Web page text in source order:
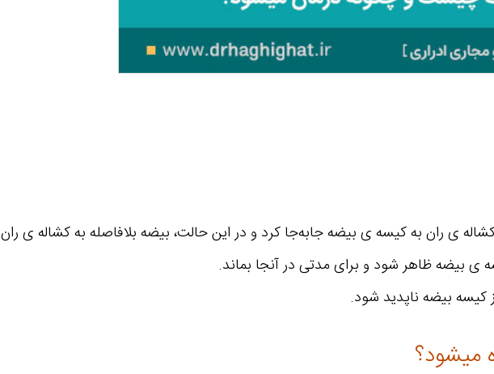
ی ران به کیسه ی بیضه جابه‌جا کرد و در این حالت، بیضه بلافاصله به کشاله ی ران
بیضه ظاهر شود و برای مدتی در آنجا بماند.
بیضه ناپدید شود.
میشود؟